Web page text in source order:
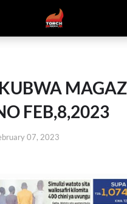
FEB,8,2023
07, 2023